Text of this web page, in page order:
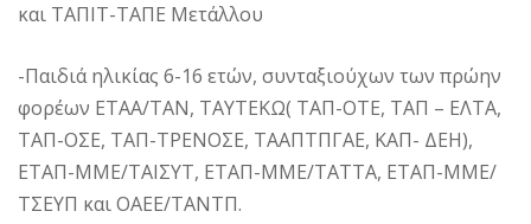
και ΤΑΠΙΤ-ΤΑΠΕ Μετάλλου
-Παιδιά ηλικίας 6-16 ετών, συνταξιούχων των πρώην
φορέων ETAA/TAN, ΤΑΥΤΕΚΩ( ΤΑΠ-ΟΤΕ, ΤΑΠ – ΕΛΤΑ,
ΤΑΠ-ΟΣΕ, ΤΑΠ-ΤΡΕΝΟΣΕ, ΤΑΑΠΤΠΓΑΕ, ΚΑΠ- ΔΕΗ),
ΕΤΑΠ-ΜΜΕ/ΤΑΙΣΥΤ, ΕΤΑΠ-ΜΜΕ/ΤΑΤΤΑ, ΕΤΑΠ-ΜΜΕ/
ΤΣΕΥΠ και ΟΑΕΕ/ΤΑΝΤΠ.